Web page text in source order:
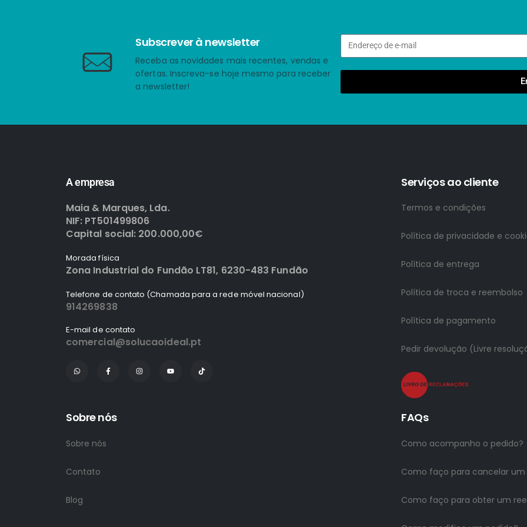
Subscrever à newsletter
Receba as novidades mais recentes, vendas e
ofertas. Inscreva-se hoje mesmo para receber
a newsletter!
A empresa
Maia & Marques, Lda.
NIF: PT501499806
Capital social: 200.000,00€
Morada física
Zona Industrial do Fundão LT81, 6230-483 Fundão
Telefone de contato (Chamada para a rede móvel nacional)
914269838
E-mail de contato
comercial@solucaoideal.pt
Serviços ao cliente
Termos e condições
Política de privacidade e
Política de entrega
Política de troca e reembolso
Política de pagamento
Pedir devolução (Livre
Sobre nós
Sobre nós
Contato
Blog
FAQs
Como acompanho o pedido?
Como faço para cancelar um
Como faço para obter um